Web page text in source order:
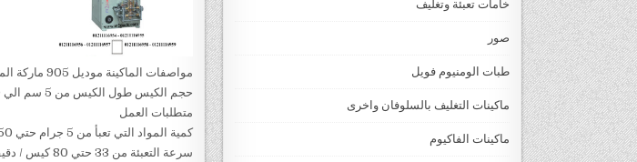
مواصفات الماكينة موديل 905 ماركة المهندس منسى
متطلبات العمل
كمية المواد التي تعبأ من 5 جرام حتي 250 جرام تقريبا و يمكن تعديله حتي 500 جرام تقريبا
سرعة التعبئة من 33 حتي 80 كيس / دقيقة تقريبا و لمادة التغليف اعتبار في السرعه
خامات تعبئة وتغليف
صور
طبات الومنيوم فويل
ماكينات التغليف بالسلوفان واخرى
ماكينات الفاكيوم